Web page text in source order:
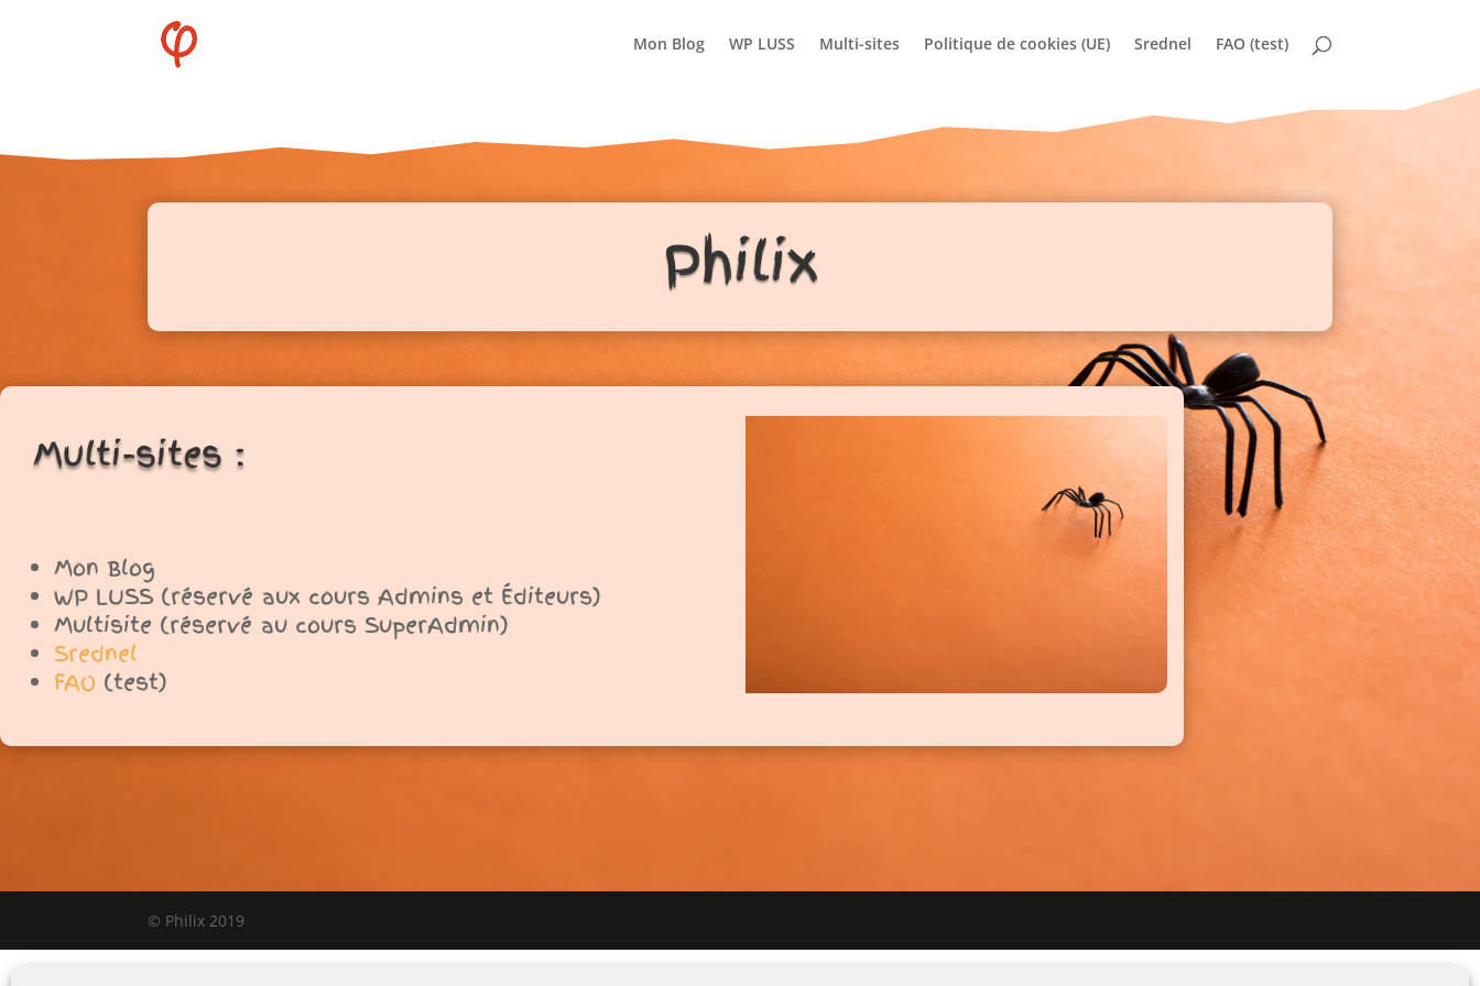
Mon Blog WP LUSS Multi-sites Politique de cookies (UE) Srednel FAO (test)
Philix
Multi-sites :
Mon Blog
WP LUSS (réservé aux cours Admins et Éditeurs)
Multisite (réservé au cours SuperAdmin)
Srednel
FAO (test)
© Philix 2019